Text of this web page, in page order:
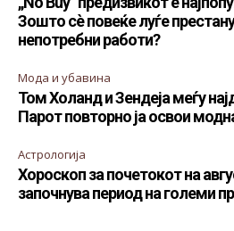
Зошто сè повеќе луѓе
непотребни работи?
Мода и убавина
Том Холанд и Зендеја меѓу
Парот повторно ја освои
Астрологија
Хороскоп за почетокот на
започнува период на големи